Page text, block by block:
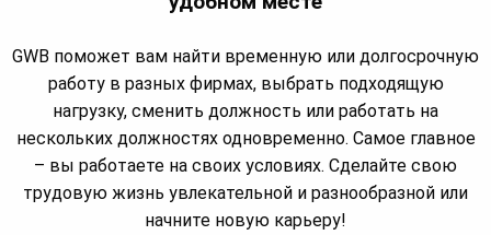
GWB поможет вам найти временную или долгосрочную
работу в разных фирмах, выбрать подходящую
нагрузку, сменить должность или работать на
нескольких должностях одновременно. Самое главное
– вы работаете на своих условиях. Сделайте свою
трудовую жизнь увлекательной и разнообразной или
начните новую карьеру!